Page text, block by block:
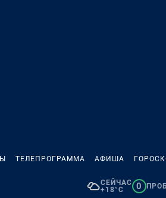
ТЕЛЕПРОГРАММА АФИША
СЕЙЧАС
+18°C
0